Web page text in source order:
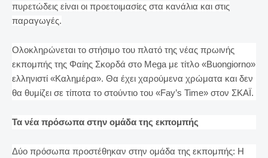
πυρετώδεις είναι οι προετοιμασίες στα κανάλια και στις
παραγωγές.
Ολοκληρώνεται το στήσιμο του πλατό της νέας πρωινής
εκπομπής της Φαίης Σκορδά στο Mega με τίτλο «Buongiorno»
ελληνιστί «Καλημέρα». Θα έχει χαρούμενα χρώματα και δεν
θα θυμίζει σε τίποτα το στούντιο του «Fay’s Time» στον ΣΚΑΪ.
Τα νέα πρόσωπα στην ομάδα της εκπομπής
Δύο πρόσωπα προστέθηκαν στην ομάδα της εκπομπής: Η